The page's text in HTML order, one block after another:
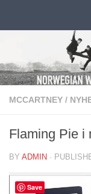
MCCARTNEY /
Flaming Pie i
BY ADMIN ·
Save